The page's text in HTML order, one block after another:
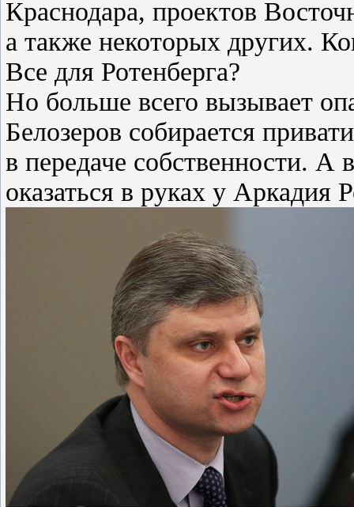
Краснодара, проектов
а также некоторых других.
Все для Ротенберга?
Но больше всего вызывает
Белозеров собирается
в передаче собственности. А
оказаться в руках у Аркадия